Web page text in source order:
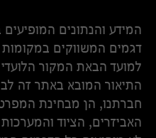
המידע והנתונים
דגמים המשווקים במקומות
למועד הבאת המקור
התיאור המובא באתר זה
חברתנו, הן מבחינת
האביזרים, הציוד